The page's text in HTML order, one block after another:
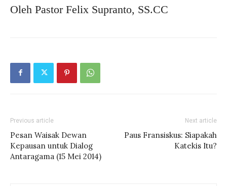
Oleh Pastor Felix Supranto, SS.CC
Previous article
Pesan Waisak Dewan
Kepausan untuk Dialog
Antaragama (15 Mei 2014)
Next article
Paus Fransiskus: Siapakah
Katekis Itu?